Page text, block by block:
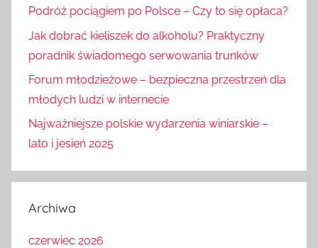
Podróż pociągiem po Polsce – Czy to się opłaca?
Jak dobrać kieliszek do alkoholu? Praktyczny
poradnik świadomego serwowania trunków
Forum młodzieżowe – bezpieczna przestrzeń dla
młodych ludzi w internecie
Najważniejsze polskie wydarzenia winiarskie –
lato i jesień 2025
Archiwa
czerwiec 2026